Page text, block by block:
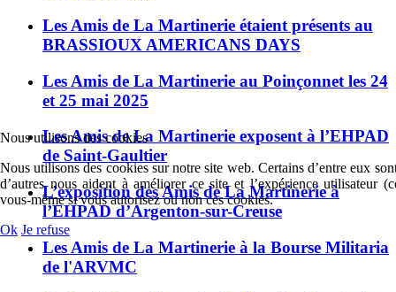
Les Amis de La Martinerie étaient présents au
BRASSIOUX AMERICANS DAYS
Les Amis de La Martinerie au Poinçonnet les 24
et 25 mai 2025
Les Amis de La Martinerie exposent à l’EHPAD
de Saint-Gaultier
L’exposition des Amis de La Martinerie à
l’EHPAD d’Argenton-sur-Creuse
Les Amis de La Martinerie à la Bourse Militaria
de l'ARVMC
Nous utilisons des cookies
Nous utilisons des cookies sur notre site web. Certains d’entre eux
d’autres nous aident à améliorer ce site et l’expérience utilisateur
vous-même si vous autorisez ou non ces cookies.
Ok Je refuse